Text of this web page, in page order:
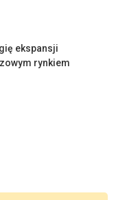
ekspansji
rynkiem